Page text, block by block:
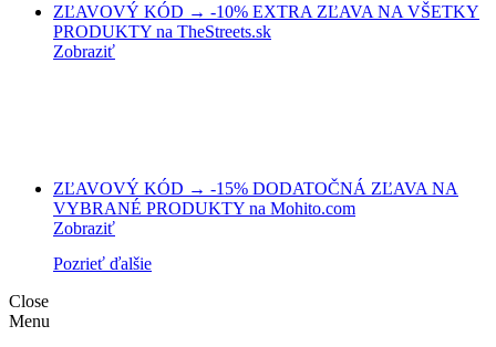
ZĽAVOVÝ KÓD → -10% EXTRA ZĽAVA NA VŠETKY
PRODUKTY na TheStreets.sk
Zobraziť
ZĽAVOVÝ KÓD → -15% DODATOČNÁ ZĽAVA NA
VYBRANÉ PRODUKTY na Mohito.com
Zobraziť
Pozrieť ďalšie
Close
Menu